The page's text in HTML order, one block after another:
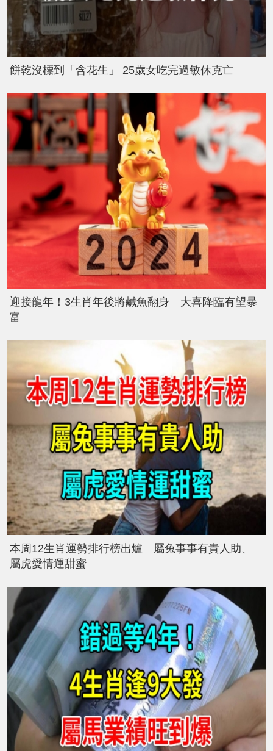
餅乾沒標到「含花生」 25歲女吃完過敏休克亡
迎接龍年！3生肖年後將鹹魚翻身 大喜降臨有望暴
富
本周12生肖運勢排行榜出爐 屬兔事事有貴人助、
屬虎愛情運甜蜜